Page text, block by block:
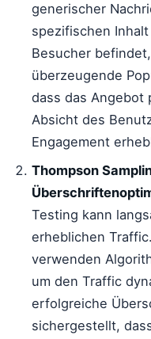
generischer
spezifischen
Besucher
überzeugende
dass das Angebot
Absicht des
Engagement
Thompson
Testing kann
erheblichen
verwenden
um den Traffic
erfolgreiche
sichergestellt,